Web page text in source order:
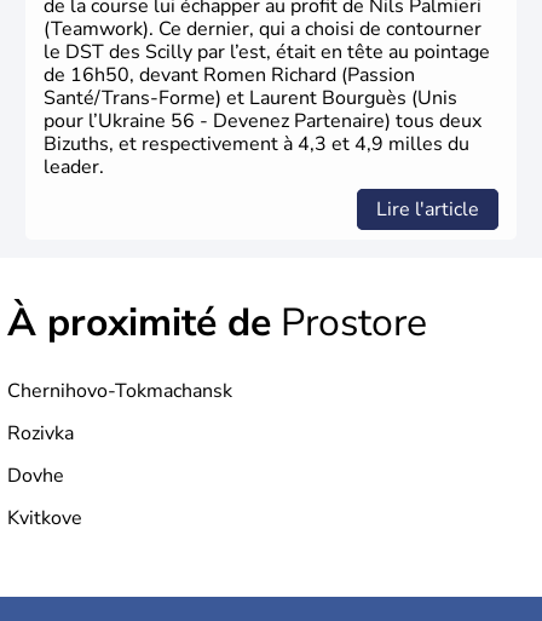
de la course lui échapper au profit de Nils Palmieri
(Teamwork). Ce dernier, qui a choisi de contourner
le DST des Scilly par l’est, était en tête au pointage
de 16h50, devant Romen Richard (Passion
Santé/Trans-Forme) et Laurent Bourguès (Unis
pour l’Ukraine 56 - Devenez Partenaire) tous deux
Bizuths, et respectivement à 4,3 et 4,9 milles du
leader.
Lire l'article
À proximité de Prostore
Chernihovo-Tokmachansk
Rozivka
Dovhe
Kvitkove